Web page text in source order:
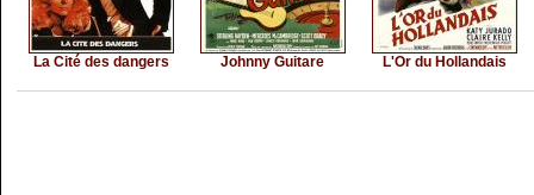
La Cité des dangers Johnny Guitare L'Or du Hollandais